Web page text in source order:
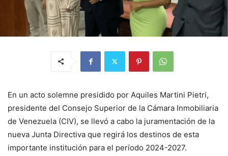
En un acto solemne presidido por Aquiles Martini Pietri,
presidente del Consejo Superior de la Cámara Inmobiliaria
de Venezuela (CIV), se llevó a cabo la juramentación de la
nueva Junta Directiva que regirá los destinos de esta
importante institución para el período 2024-2027.